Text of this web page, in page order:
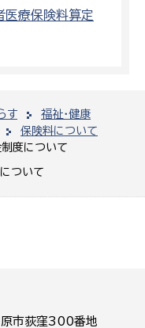
す
福祉・健康
保険料について
制度について
ついて
医療保険料算定
市荻窪300番地